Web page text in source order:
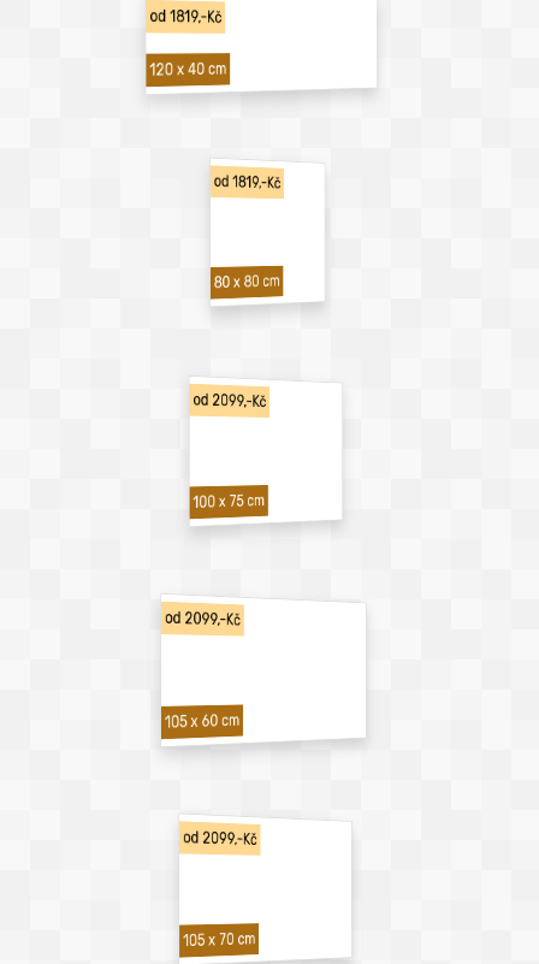
od 1819,-Kč
120 x 40 cm
od 1819,-Kč
80 x 80 cm
od 2099,-Kč
100 x 75 cm
od 2099,-Kč
105 x 60 cm
od 2099,-Kč
105 x 70 cm